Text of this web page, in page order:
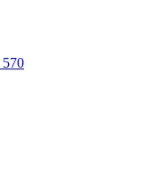
570